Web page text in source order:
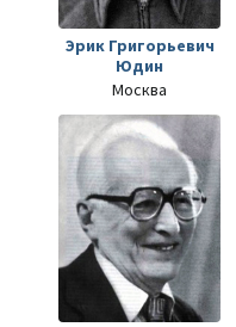
Эрик Григорьевич
Юдин
Москва